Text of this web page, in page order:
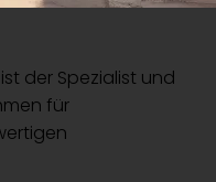
der Spezialist und
für